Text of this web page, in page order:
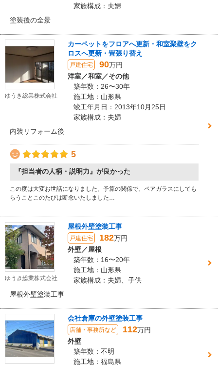
家族構成：夫婦
塗装後の全景
ゆうき総業株式会社
カーペットをフロアへ更新・和室聚壁をク
ロスへ更新・畳張り替え
戸建住宅 90万円
洋室／和室／その他
築年数：26〜30年
施工地：山形県
竣工年月日：2013年10月25日
家族構成：夫婦
内装リフォーム後
5
『担当者の人柄・説明力』が良かった
この度は大変お世話になりました。予算の関係で、ペアガラスにしても
らうことこのたびは断念いたしました…
ゆうき総業株式会社
屋根外壁塗装工事
戸建住宅 182万円
外壁／屋根
築年数：16〜20年
施工地：山形県
家族構成：夫婦、子供
屋根外壁塗装工事
会社倉庫の外壁塗装工事
店舗・事務所など 112万円
外壁
築年数：不明
施工地：福島県